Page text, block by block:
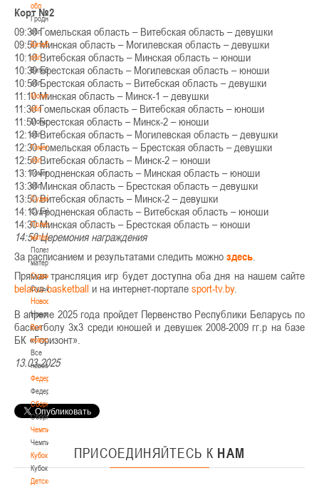
обл
Гродненская
обл
Витебская
обл
Витебская
обл
Могилевская
обл
Могилевская
обл
Гомельская
обл
Гомельская
обл
Судейство
Судейство
Полезные
материалы
Полезные
материалы
Судьи
Судьи
Новости
Новости
Все
новости
Все
новости
Федерация
Федерация
Сборные
Сборные
Чемпионат
Чемпионат
Кубок
Кубок
Детско-
Корт №2
09:30 Гомельская область – Витебская область – девушки
09:50 Минская область – Могилевская область – девушки
10:10 Витебская область – Минская область – юноши
10:30 Брестская область – Могилевская область – юноши
10:50 Брестская область – Витебская область – девушки
11:10 Минская область – Минск-1 – девушки
11:30 Гомельская область – Витебская область – юноши
11:50 Брестская область – Минск-2 – юноши
12:10 Витебская область – Могилевская область – девушки
12:30 Гомельская область – Брестская область – девушки
12:50 Витебская область – Минск-2 – юноши
13:10 Гродненская область – Минская область – юноши
13:30 Минская область – Брестская область – девушки
13:50 Витебская область – Минск-2 – девушки
14:10 Гродненская область – Витебская область – юноши
14:30 Минская область – Брестская область – юноши
14:50 Церемония награждения
За расписанием и результатами следить можно здесь
Прямая трансляция игр будет доступна оба дня на нашем сайте
belarus.basketball и на интернет-портале sport-tv.by.
В апреле 2025 года пройдет Первенство Республики Беларусь по
баскетболу 3х3 среди юношей и девушек 2008-2009 гг.р на базе
БК «Горизонт».
13.03.2025
ПРИСОЕДИНЯЙТЕСЬ К НАМ